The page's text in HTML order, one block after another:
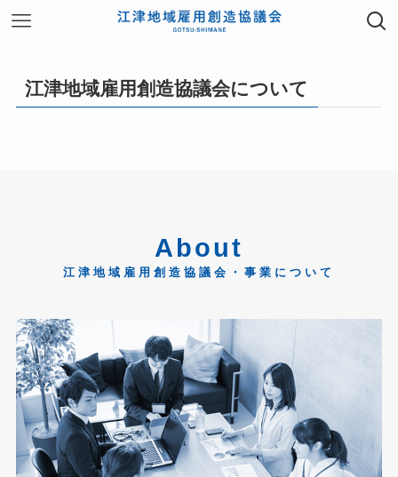
江津地域雇用創造協議会について
About
江津地域雇用創造協議会・事業について